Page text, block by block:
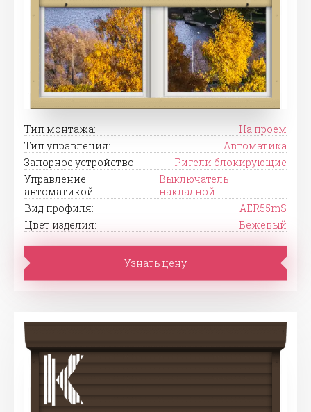
Тип монтажа:
На проем
Тип управления:
Автоматика
Запорное устройство:
Ригели блокирующие
Управление
автоматикой:
Выключатель
накладной
Вид профиля:
AER55mS
Цвет изделия:
Бежевый
Узнать цену